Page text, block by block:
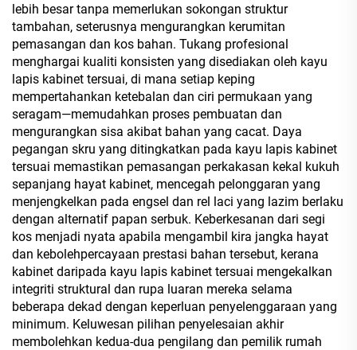
lebih besar tanpa memerlukan sokongan struktur
tambahan, seterusnya mengurangkan kerumitan
pemasangan dan kos bahan. Tukang profesional
menghargai kualiti konsisten yang disediakan oleh kayu
lapis kabinet tersuai, di mana setiap keping
mempertahankan ketebalan dan ciri permukaan yang
seragam—memudahkan proses pembuatan dan
mengurangkan sisa akibat bahan yang cacat. Daya
pegangan skru yang ditingkatkan pada kayu lapis kabinet
tersuai memastikan pemasangan perkakasan kekal kukuh
sepanjang hayat kabinet, mencegah pelonggaran yang
menjengkelkan pada engsel dan rel laci yang lazim berlaku
dengan alternatif papan serbuk. Keberkesanan dari segi
kos menjadi nyata apabila mengambil kira jangka hayat
dan kebolehpercayaan prestasi bahan tersebut, kerana
kabinet daripada kayu lapis kabinet tersuai mengekalkan
integriti struktural dan rupa luaran mereka selama
beberapa dekad dengan keperluan penyelenggaraan yang
minimum. Keluwesan pilihan penyelesaian akhir
membolehkan kedua-dua pengilang dan pemilik rumah